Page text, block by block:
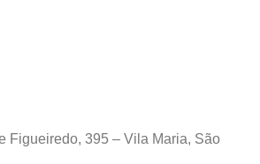
Figueiredo, 395 – Vila Maria, São